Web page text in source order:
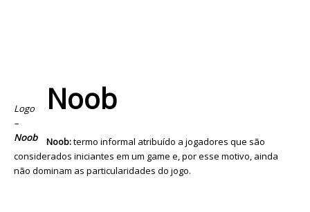
Logo
–
Noob
Noob
Noob:termo informal atribuído a jogadores que são
considerados iniciantes em um game e, por esse motivo, ainda
não dominam as particularidades do jogo.